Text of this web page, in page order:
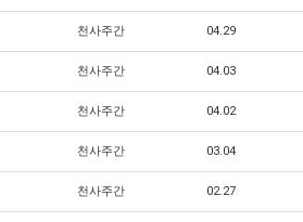
천사주간 04.29
천사주간 04.03
천사주간 04.02
천사주간 03.04
천사주간 02.27